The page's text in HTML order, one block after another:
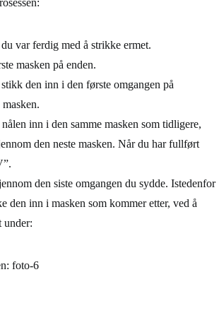
var ferdig med å strikke ermet.
masken på enden.
den inn i den første omgangen på
inn i den samme masken som tidligere,
den neste masken. Når du har fullført
den siste omgangen du sydde. Istedenfor
den inn i masken som kommer etter, ved å
under: